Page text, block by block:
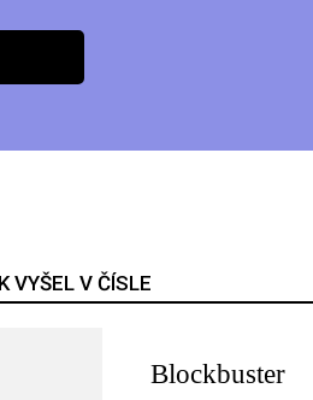
VYŠEL V ČÍSLE
Blockbuster